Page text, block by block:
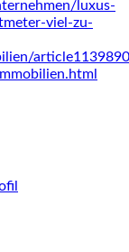
luxus-
viel-zu-